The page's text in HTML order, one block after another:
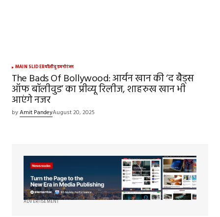
MAIN SLIDERबॉलीवुडमनोरंजन
The Bads Of Bollywood: आर्यन खान की ‘द बैड्स
ऑफ बॉलीवुड’ का प्रीव्यू रिलीज, शाहरुख खान भी
आएंगे नजर
byAmit PandeyAugust 20, 2025
ADVERTISEMENT